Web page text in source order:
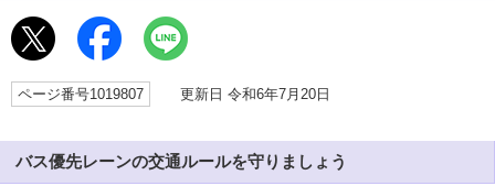
ページ番号1019807 更新日 令和6年7月20日
バス優先レーンの交通ルールを守りましょう